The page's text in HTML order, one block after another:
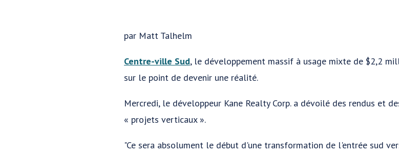
par Matt Talhelm
Centre-ville Sud, le développement massif à usage mixte de $2,2
sur le point de devenir une réalité.
Mercredi, le développeur Kane Realty Corp. a dévoilé des rendus et
« projets verticaux ».
"Ce sera absolument le début d'une transformation de l'entrée sud